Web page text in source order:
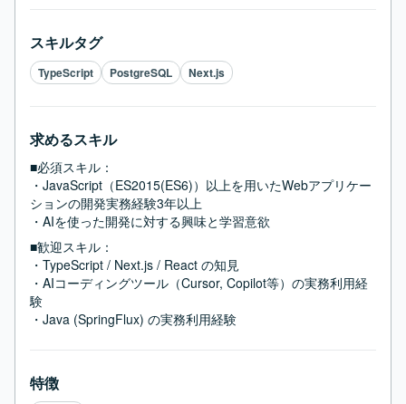
スキルタグ
TypeScript PostgreSQL Next.js
求めるスキル
■必須スキル：
・JavaScript（ES2015(ES6)）以上を用いたWebアプリケー
ションの開発実務経験3年以上
・AIを使った開発に対する興味と学習意欲
■歓迎スキル：
・TypeScript / Next.js / React の知見
・AIコーディングツール（Cursor, Copilot等）の実務利用経
験
・Java (SpringFlux) の実務利用経験
特徴